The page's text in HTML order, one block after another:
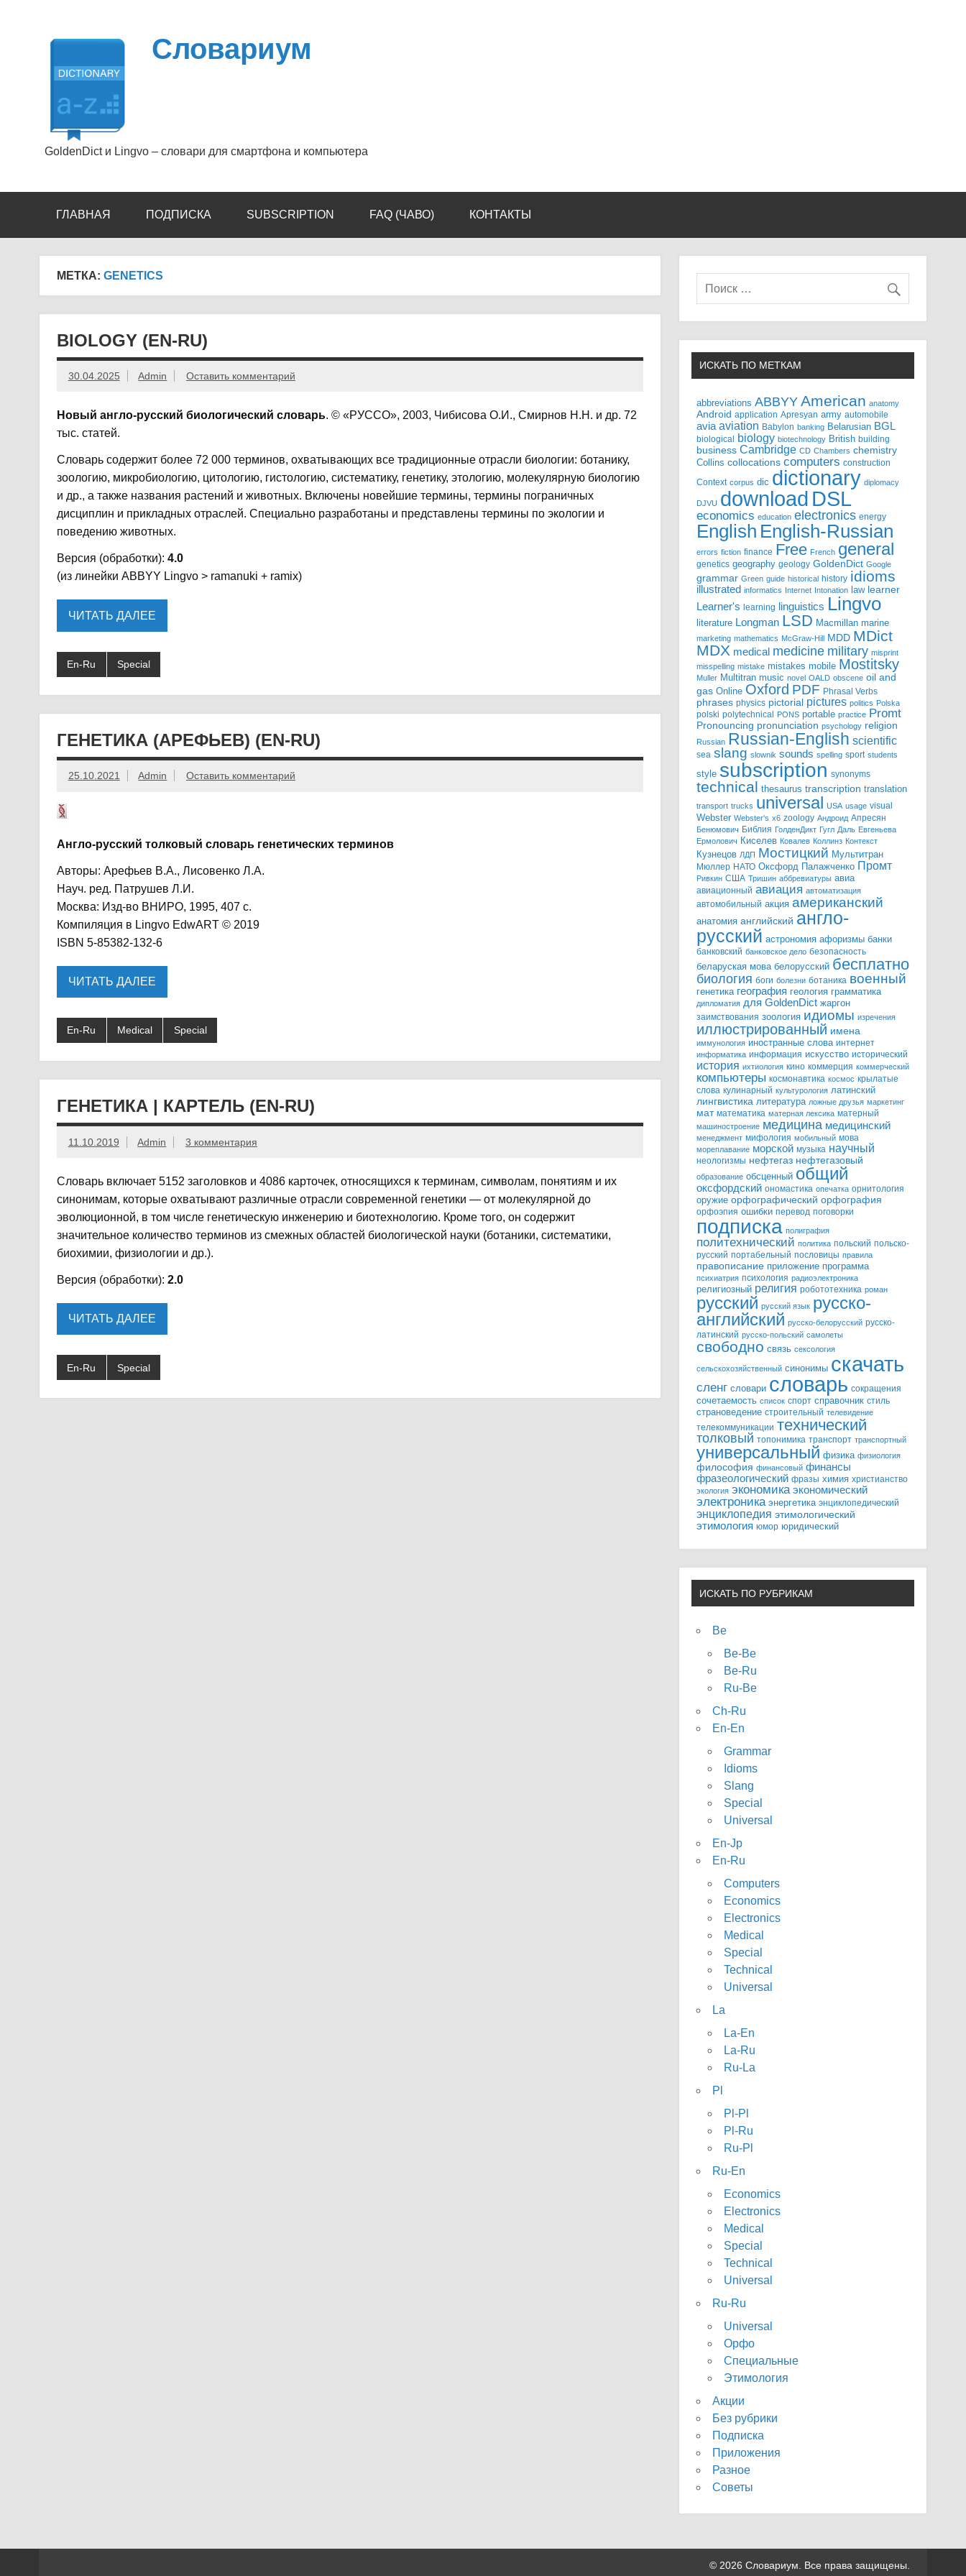
Словариум
GoldenDict и Lingvo – словари для смартфона и компьютера
ГЛАВНАЯ ПОДПИСКА SUBSCRIPTION FAQ (ЧАВО) КОНТАКТЫ
МЕТКА: GENETICS
BIOLOGY (EN-RU)
30.04.2025 Admin Оставить комментарий
Новый англо-русский биологический словарь. © «РУССО», 2003, Чибисова О.И., Смирнов Н.Н. и др. 72
тыс. статей.
Словарь содержит более 72 000 терминов, охватывающих все традиционные отрасли биологии: ботанику,
зоологию, микробиологию, цитологию, гистологию, систематику, генетику, этологию, молекулярную биологию
и др., а также названия растений и животных. Включены новейшие термины, термины пограничных
дисциплин и прикладных отраслей. Специально разработаны и представлены термины по экологии и
поведению животных.
Версия (обработки): 4.0
(из линейки ABBYY Lingvo > ramanuki + ramix)
ЧИТАТЬ ДАЛЕЕ
En-Ru Special
ГЕНЕТИКА (АРЕФЬЕВ) (EN-RU)
25.10.2021 Admin Оставить комментарий
Англо-русский толковый словарь генетических терминов
Авторы: Арефьев В.А., Лисовенко Л.А.
Науч. ред. Патрушев Л.И.
Москва: Изд-во ВНИРО, 1995, 407 с.
Компиляция в Lingvo EdwART © 2019
ISBN 5-85382-132-6
ЧИТАТЬ ДАЛЕЕ
En-Ru Medical Special
ГЕНЕТИКА | КАРТЕЛЬ (EN-RU)
11.10.2019 Admin 3 комментария
Словарь включает 5152 заголовков и 4086 карточек, относящихся к терминам, символам, понятиям и их
синонимам, которые охватывают различные отрасли современной генетики — от молекулярной до
эволюционной, в том числе генетическую инженерию и биотехнологию. Кроме того, он содержит
значительное количество терминов из смежных областей биологической науки (ботаники, систематики,
биохимии, физиологии и др.).
Версия (обработки): 2.0
ЧИТАТЬ ДАЛЕЕ
En-Ru Special
ИСКАТЬ ПО МЕТКАМ
abbreviations ABBYY American anatomy
Android application Apresyan army automobile
avia aviation Babylon banking Belarusian BGL
biological biology biotechnology British building
business Cambridge CD Chambers chemistry
Collins collocations computers construction
Context corpus dic dictionary diplomacy
DJVU download DSL
economics education electronics energy
English English-Russian
errors fiction finance Free French general
genetics geography geology GoldenDict Google
grammar Green guide historical history idioms
illustrated informatics Internet Intonation law learner
Learner's learning linguistics Lingvo
literature Longman LSD Macmillan marine
marketing mathematics McGraw-Hill MDD MDict
MDX medical medicine military misprint
misspelling mistake mistakes mobile Mostitsky
Muller Multitran music novel OALD obscene oil and
gas Online Oxford PDF Phrasal Verbs
phrases physics pictorial pictures politics Polska
polski polytechnical PONS portable practice Promt
Pronouncing pronunciation psychology religion
Russian Russian-English scientific
sea slang slownik sounds spelling sport students
style subscription synonyms
technical thesaurus transcription translation
transport trucks universal USA usage visual
Webster Webster's x6 zoology Андроид Апресян
Бенюмович Библия ГолденДикт Гугл Даль Евгеньева
Ермолович Киселев Ковалев Коллинз Контекст
Кузнецов ЛДП Мостицкий Мультитран
Мюллер НАТО Оксфорд Палажченко Промт
Ривкин США Тришин аббревиатуры авиа
авиационный авиация автоматизация
автомобильный акция американский
анатомия английский англо-
русский астрономия афоризмы банки
банковский банковское дело безопасность
беларуская мова белорусский бесплатно
биология боги болезни ботаника военный
генетика география геология грамматика
дипломатия для GoldenDict жаргон
заимствования зоология идиомы изречения
иллюстрированный имена
иммунология иностранные слова интернет
информатика информация искусство исторический
история ихтиология кино коммерция коммерческий
компьютеры космонавтика космос крылатые
слова кулинарный культурология латинский
лингвистика литература ложные друзья маркетинг
мат математика матерная лексика матерный
машиностроение медицина медицинский
менеджмент мифология мобильный мова
мореплавание морской музыка научный
неологизмы нефтегаз нефтегазовый
образование обсценный общий
оксфордский ономастика опечатка орнитология
оружие орфографический орфография
орфоэпия ошибки перевод поговорки
подписка полиграфия
политехнический политика польский польско-
русский портабельный пословицы правила
правописание приложение программа
психиатрия психология радиоэлектроника
религиозный религия робототехника роман
русский русский язык русско-
английский русско-белорусский русско-
латинский русско-польский самолеты
свободно связь сексология
сельскохозяйственный синонимы скачать
сленг словари словарь сокращения
сочетаемость список спорт справочник стиль
страноведение строительный телевидение
телекоммуникации технический
толковый топонимика транспорт транспортный
универсальный физика физиология
философия финансовый финансы
фразеологический фразы химия христианство
экология экономика экономический
электроника энергетика энциклопедический
энциклопедия этимологический
этимология юмор юридический
ИСКАТЬ ПО РУБРИКАМ
Be
Be-Be
Be-Ru
Ru-Be
Ch-Ru
En-En
Grammar
Idioms
Slang
Special
Universal
En-Jp
En-Ru
Computers
Economics
Electronics
Medical
Special
Technical
Universal
La
La-En
La-Ru
Ru-La
Pl
Pl-Pl
Pl-Ru
Ru-Pl
Ru-En
Economics
Electronics
Medical
Special
Technical
Universal
Ru-Ru
Universal
Орфо
Специальные
Этимология
Акции
Без рубрики
Подписка
Приложения
Разное
Советы
© 2026 Словариум. Все права защищены.